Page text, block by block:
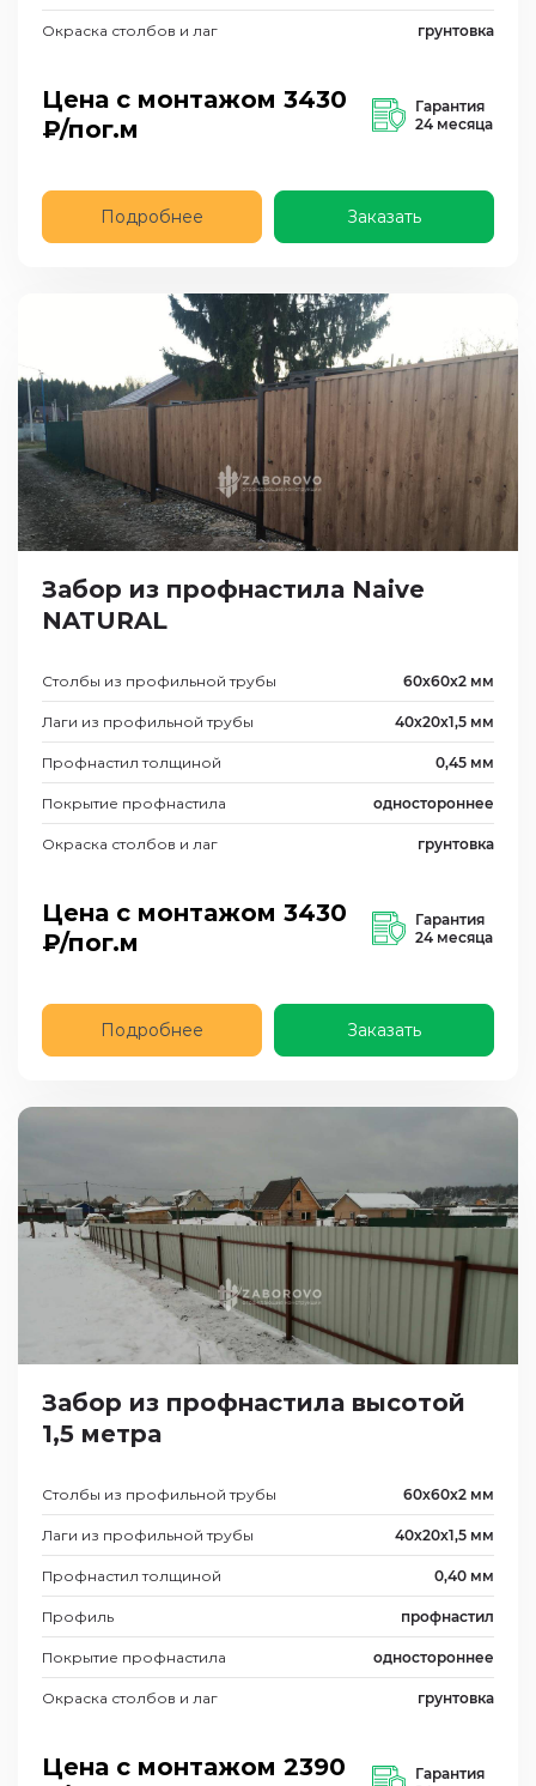
Окраска столбов и лаг грунтовка
Цена с монтажом 3430
₽/пог.м
Гарантия
24 месяца
Подробнее Заказать
Забор из профнастила Naive
NATURAL
Столбы из профильной трубы 60х60х2 мм
Лаги из профильной трубы 40х20х1,5 мм
Профнастил толщиной 0,45 мм
Покрытие профнастила одностороннее
Окраска столбов и лаг грунтовка
Цена с монтажом 3430
₽/пог.м
Гарантия
24 месяца
Подробнее Заказать
Забор из профнастила высотой
1,5 метра
Столбы из профильной трубы 60х60х2 мм
Лаги из профильной трубы 40х20х1,5 мм
Профнастил толщиной 0,40 мм
Профиль профнастил
Покрытие профнастила одностороннее
Окраска столбов и лаг грунтовка
Цена с монтажом 2390
Гарантия